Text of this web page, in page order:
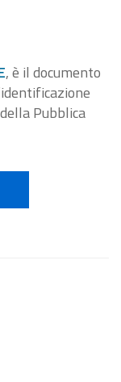
, è il documento
Pubblica